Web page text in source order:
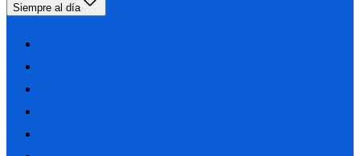
Siempre al día